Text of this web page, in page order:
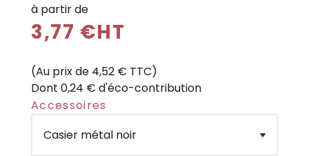
à partir de
3,77 €HT
(Au prix de 4,52 € TTC)
Dont 0,24 € d'éco-contribution
Accessoires